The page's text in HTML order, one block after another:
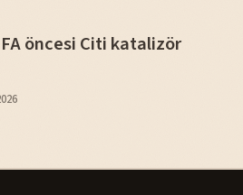
öncesi Citi katalizör